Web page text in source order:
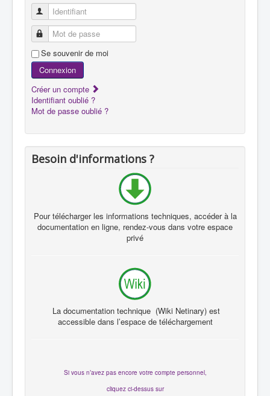
Identifiant
Mot de passe
Se souvenir de moi
Connexion
Créer un compte
Identifiant oublié ?
Mot de passe oublié ?
Besoin d'informations ?
Pour télécharger les informations techniques, accéder à la
documentation en ligne, rendez-vous dans votre espace
privé
La documentation technique (Wiki Netinary) est
accessible dans l’espace de téléchargement
Si vous n’avez pas encore votre compte personnel,
cliquez ci-dessus sur